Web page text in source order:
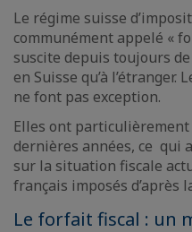
Le régime suisse
communément appelé «
suscite depuis toujours
en Suisse qu’à
ne font pas exception.
Elles ont particulièrement
dernières années, ce qui
sur la situation fiscale
français imposés d’après
Le forfait fiscal : un